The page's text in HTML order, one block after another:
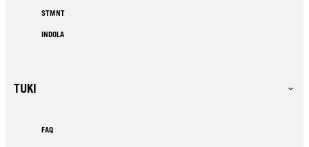
STMNT
INDOLA
TUKI
FAQ